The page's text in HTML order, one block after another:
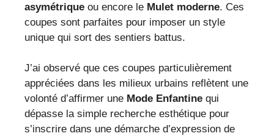
asymétrique ou encore le Mulet moderne. Ces
coupes sont parfaites pour imposer un style
unique qui sort des sentiers battus.
J’ai observé que ces coupes particulièrement
appréciées dans les milieux urbains reflètent une
volonté d’affirmer une Mode Enfantine qui
dépasse la simple recherche esthétique pour
s’inscrire dans une démarche d’expression de